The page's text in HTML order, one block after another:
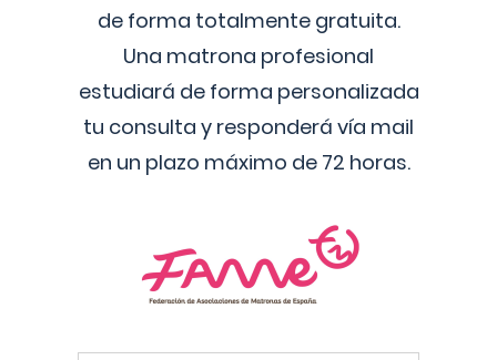
de forma totalmente gratuita.
Una matrona profesional
estudiará de forma personalizada
tu consulta y responderá vía mail
en un plazo máximo de 72 horas.